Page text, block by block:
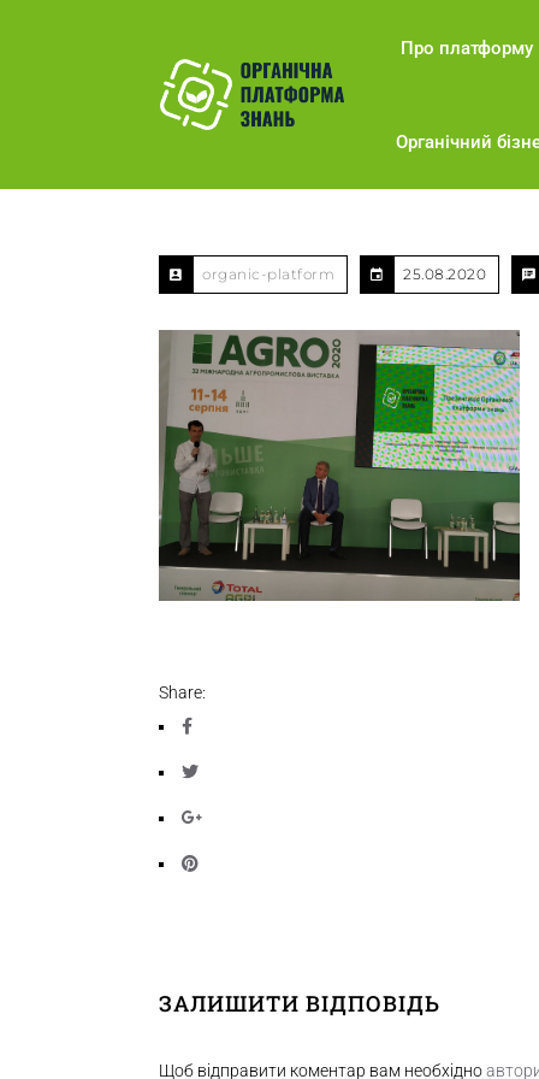
Про платформу
Органічний
organic-platform 25.08.2020
Share:
ЗАЛИШИТИ ВІДПОВІДЬ
Щоб відправити коментар вам необхідно